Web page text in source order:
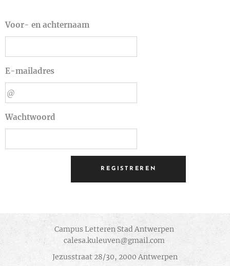
Voor- en achternaam
E-mailadres
Wachtwoord
REGISTREREN
Campus Letteren Stad Antwerpen
calesa.kuleuven@gmail.com
Jezusstraat 28/30, 2000 Antwerpen